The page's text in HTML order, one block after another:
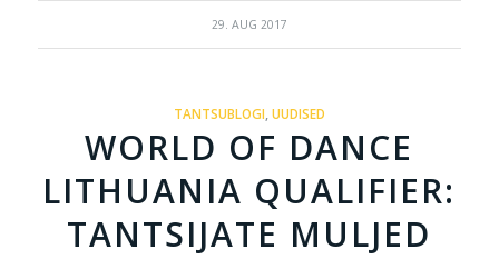
29. AUG 2017
TANTSUBLOGI,UUDISED
WORLD OF DANCE
LITHUANIA QUALIFIER:
TANTSIJATE MULJED